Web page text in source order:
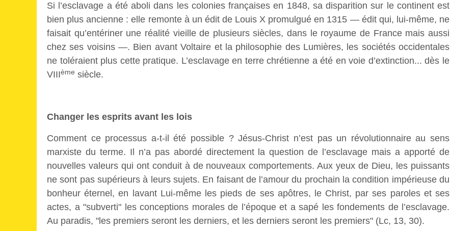
Si l’esclavage a été aboli dans les colonies françaises en 1848, sa disparition sur le continent est
bien plus ancienne : elle remonte à un édit de Louis X promulgué en 1315 — édit qui, lui-même, ne
faisait qu’entériner une réalité vieille de plusieurs siècles, dans le royaume de France mais aussi
chez ses voisins —. Bien avant Voltaire et la philosophie des Lumières, les sociétés occidentales
ne toléraient plus cette pratique. L’esclavage en terre chrétienne a été en voie d’extinction... dès le
VIIIème siècle.
Changer les esprits avant les lois
Comment ce processus a-t-il été possible ? Jésus-Christ n’est pas un révolutionnaire au sens
marxiste du terme. Il n’a pas abordé directement la question de l’esclavage mais a apporté de
nouvelles valeurs qui ont conduit à de nouveaux comportements. Aux yeux de Dieu, les puissants
ne sont pas supérieurs à leurs sujets. En faisant de l’amour du prochain la condition impérieuse du
bonheur éternel, en lavant Lui-même les pieds de ses apôtres, le Christ, par ses paroles et ses
actes, a "subverti" les conceptions morales de l’époque et a sapé les fondements de l’esclavage.
Au paradis, "les premiers seront les derniers, et les derniers seront les premiers" (Lc, 13, 30).